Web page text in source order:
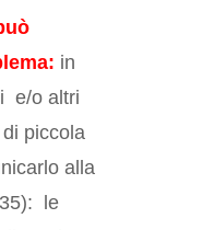
in
e/o altri
piccola
alla
le